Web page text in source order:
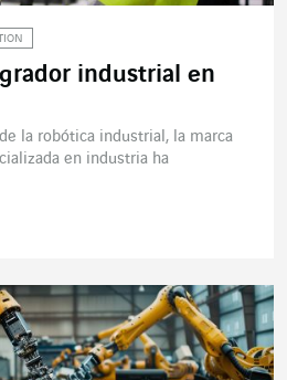
industrial en
la robótica industrial, la marca
en industria ha